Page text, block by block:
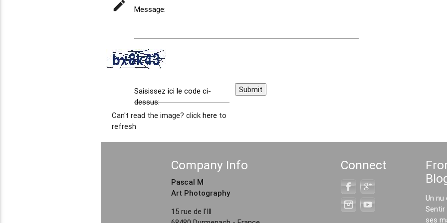
mode_edit Message:
captcha
Saisissez ici le code ci-
dessus:
Can't read the image? clickhere to
refresh
Company Info
Pascal M
Art Photography
15 rue de l'Ill
Connect
Un nu
ses